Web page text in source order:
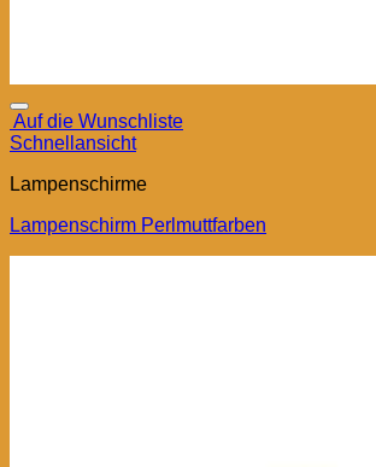
Auf die Wunschliste
Schnellansicht
Lampenschirme
Lampenschirm Perlmuttfarben